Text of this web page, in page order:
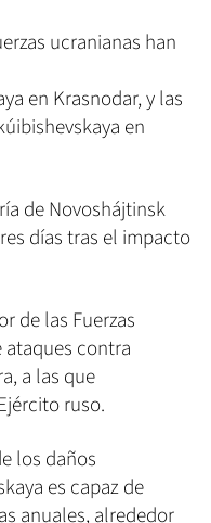
ucranianas han
en Krasnodar, y las
en
de Novoshájtinsk
días tras el impacto
de las Fuerzas
ataques contra
a las que
ruso.
los daños
es capaz de
anuales, alrededor